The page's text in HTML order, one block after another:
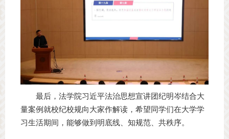
最后，法学院习近平法治思想宣讲团纪明岑结合大
量案例就校纪校规向大家作解读，希望同学们在大学学
习生活期间，能够做到明底线、知规范、共秩序。